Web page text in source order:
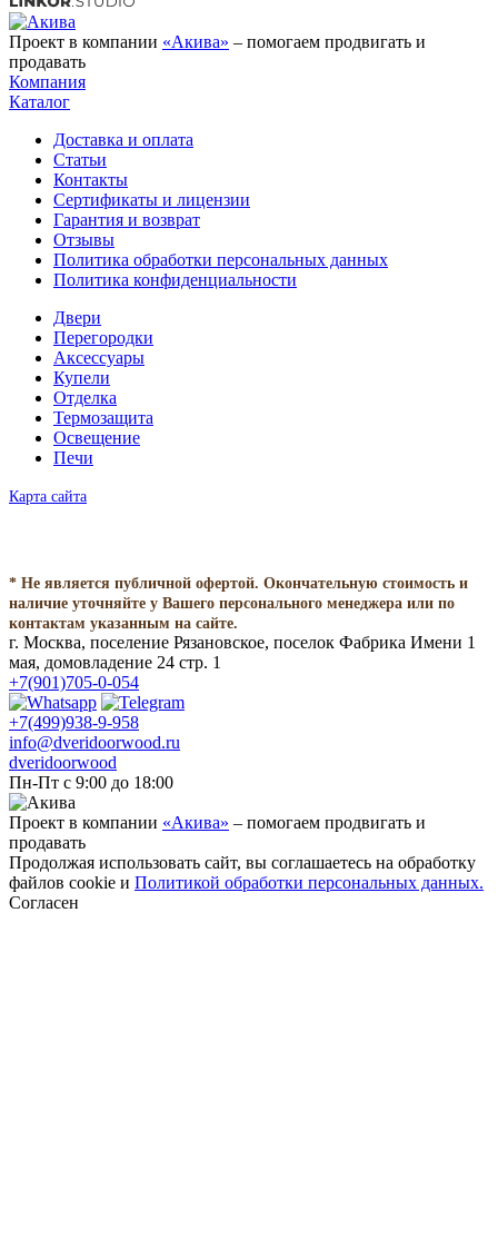
Проект в компании «Акива» – помогаем продвигать и
продавать
Компания
Каталог
Доставка и оплата
Статьи
Контакты
Сертификаты и лицензии
Гарантия и возврат
Отзывы
Политика обработки персональных данных
Политика конфиденциальности
Двери
Перегородки
Аксессуары
Купели
Отделка
Термозащита
Освещение
Печи
Карта сайта
* Не является публичной офертой. Окончательную стоимость и
наличие уточняйте у Вашего персонального менеджера или по
контактам указанным на сайте.
г. Москва, поселение Рязановское, поселок Фабрика Имени 1
мая, домовладение 24 стр. 1
+7(901)705-0-054
+7(499)938-9-958
info@dveridoorwood.ru
dveridoorwood
Пн-Пт с 9:00 до 18:00
Проект в компании «Акива» – помогаем продвигать и
продавать
Продолжая использовать сайт, вы соглашаетесь на обработку
файлов cookie и Политикой обработки персональных данных.
Согласен